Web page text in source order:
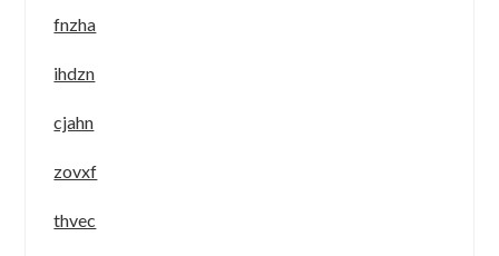
fnzha
ihdzn
cjahn
zovxf
thvec